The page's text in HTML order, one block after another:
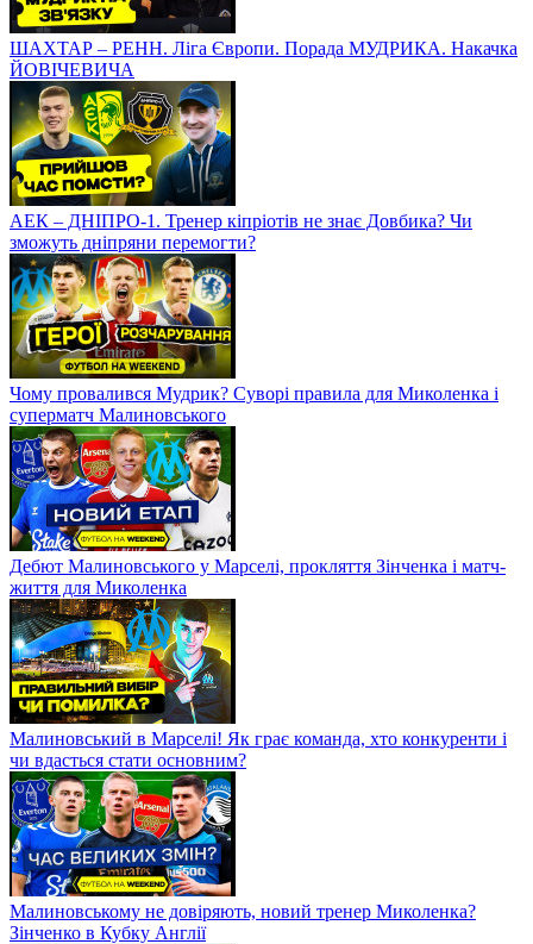
ШАХТАР – РЕНН. Ліга Європи. Порада МУДРИКА. Накачка
ЙОВІЧЕВИЧА
АЕК – ДНІПРО-1. Тренер кіпріотів не знає Довбика? Чи
зможуть дніпряни перемогти?
Чому провалився Мудрик? Суворі правила для Миколенка і
суперматч Малиновського
Дебют Малиновського у Марселі, прокляття Зінченка і матч-
життя для Миколенка
Малиновський в Марселі! Як грає команда, хто конкуренти і
чи вдасться стати основним?
Малиновському не довіряють, новий тренер Миколенка?
Зінченко в Кубку Англії